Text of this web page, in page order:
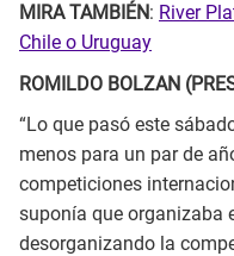
MIRA TAMBIÉN: River
Chile o Uruguay
ROMILDO BOLZAN
“Lo que pasó este
menos para un par de
competiciones
suponía que organizaba
desorganizando la